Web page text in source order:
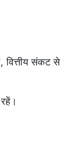
वित्तीय संकट से